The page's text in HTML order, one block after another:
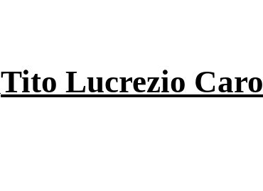
Tito Lucrezio Caro